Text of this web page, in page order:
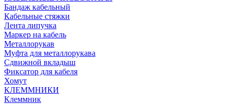
Бандаж кабельный
Кабельные стяжки
Лента липучка
Маркер на кабель
Металлорукав
Муфта для металлорукава
Сдвижной вкладыш
Фиксатор для кабеля
Хомут
КЛЕММНИКИ
Клеммник